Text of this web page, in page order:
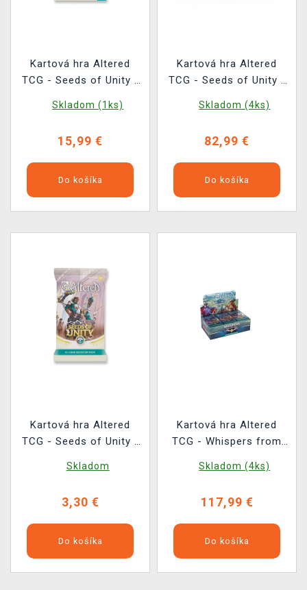
Kartová hra Altered
TCG - Seeds of Unity -
Skladom (1ks)
15,99 €
Do košíka
Kartová hra Altered
TCG - Seeds of Unity -
Skladom (4ks)
82,99 €
Do košíka
Kartová hra Altered
TCG - Seeds of Unity -
Skladom
3,30 €
Do košíka
Kartová hra Altered
TCG - Whispers from
(36 boosterov)
Skladom (4ks)
117,99 €
Do košíka